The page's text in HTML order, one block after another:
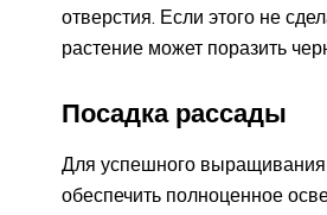
отверстия. Если этого не
растение может поразить
Посадка рассады
Для успешного
обеспечить полноценное